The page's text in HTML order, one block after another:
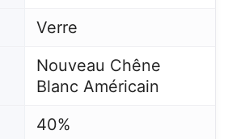
Verre
Nouveau Chêne
Blanc Américain
40%